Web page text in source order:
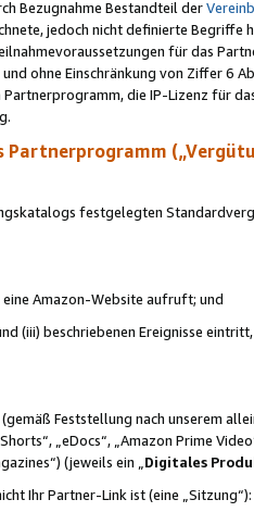
Bezugnahme Bestandteil der
jedoch nicht definierte Begriffe
für das
ohne Einschränkung von Ziffer 6
die IP-Lizenz für
festgelegten
Amazon-Website aufruft; und
(iii) beschriebenen Ereignisse
Feststellung nach unserem
„eDocs“, „Amazon Prime
(jeweils ein „ Digitales
Ihr Partner-Link ist (eine „Sitzung“):